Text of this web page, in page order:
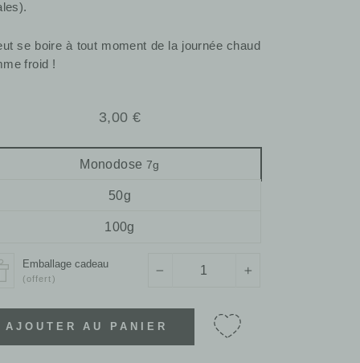
se boire à tout moment de la journée chaud
froid !
Prix
3,00 €
Monodose 7g
50g
100g
Emballage cadeau
(offert)
AJOUTER AU PANIER